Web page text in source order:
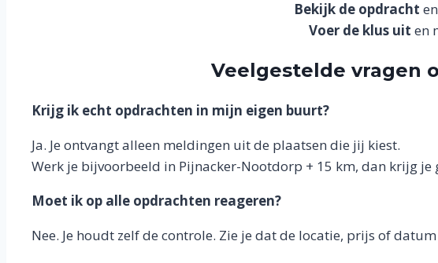
Bekijk de opdracht
Voer de klus uit en
Veelgestelde vragen
Krijg ik echt opdrachten in mijn eigen buurt?
Ja. Je ontvangt alleen meldingen uit de plaatsen die jij kiest.
Werk je bijvoorbeeld in Pijnacker-Nootdorp + 15 km, dan krijg je
Moet ik op alle opdrachten reageren?
Nee. Je houdt zelf de controle. Zie je dat de locatie, prijs of